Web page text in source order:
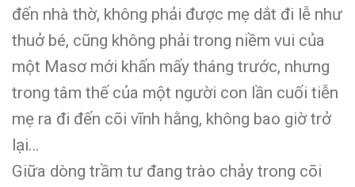
đến nhà thờ, không phải được mẹ dắt đi lễ như
thuở bé, cũng không phải trong niềm vui của
một Masơ mới khấn mấy tháng trước, nhưng
trong tâm thế của một người con lần cuối tiễn
mẹ ra đi đến cõi vĩnh hằng, không bao giờ trở
lại…
Giữa dòng trầm tư đang trào chảy trong cõi